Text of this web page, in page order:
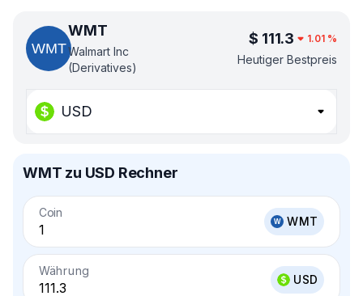
WMT
Walmart Inc
(Derivatives)
$ 111.3 1.01 %
Heutiger Bestpreis
USD
WMT zu USD Rechner
Coin
WMT
Währung
USD